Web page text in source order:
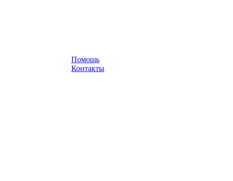
Помощь
Контакты